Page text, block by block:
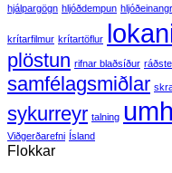
hjálpargögn hljóðdempun
krítarfilmur krítartöflur
plöstun rifnar blaðsíður
samfélagsmiðlar
sykurreyr talning
Viðgerðarefni Ísland
Flokkar